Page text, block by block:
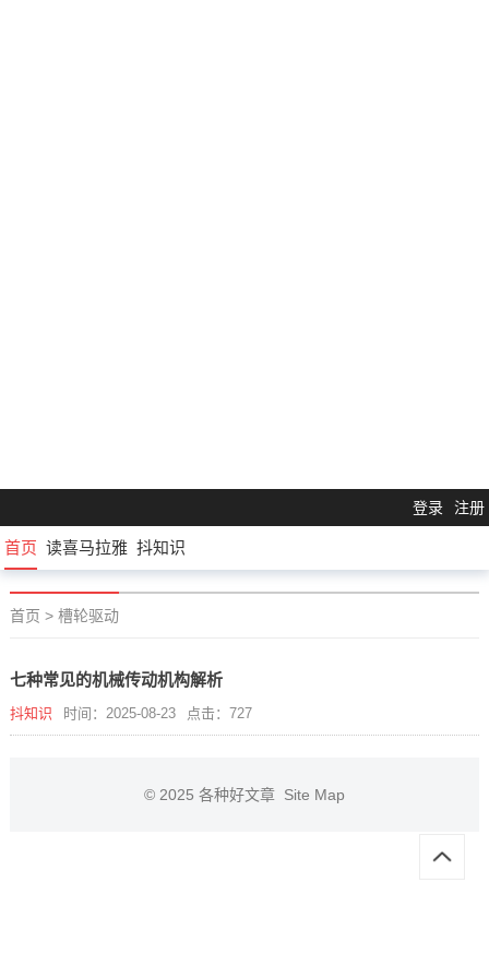
登录 注册
首页 读喜马拉雅 抖知识
首页 > 槽轮驱动
七种常见的机械传动机构解析
抖知识 时间：2025-08-23 点击：727
© 2025 各种好文章 Site Map